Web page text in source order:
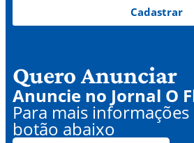
Cadastrar
Quero Anunciar
Anuncie no Jornal O
Para mais
botão abaixo